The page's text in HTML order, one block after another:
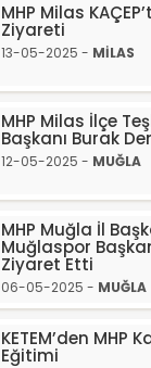
MHP Milas
Ziyareti
13-05-2025 - MİLAS
MHP Milas İlçe
Başkanı Burak
12-05-2025 - MUĞLA
MHP Muğla İl
Muğlaspor
Ziyaret Etti
06-05-2025 - MUĞLA
KETEM’den MHP
Eğitimi